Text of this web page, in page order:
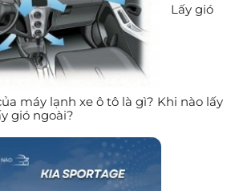
Lấy gió
máy lạnh xe ô tô là gì? Khi nào lấy
gió ngoài?